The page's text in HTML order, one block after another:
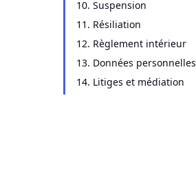
10. Suspension
11. Résiliation
12. Règlement intérieur
13. Données personnelles
14. Litiges et médiation